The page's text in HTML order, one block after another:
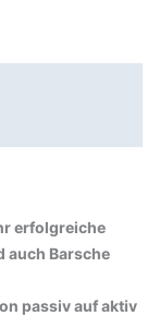
erfolgreiche
auch Barsche
passiv auf aktiv